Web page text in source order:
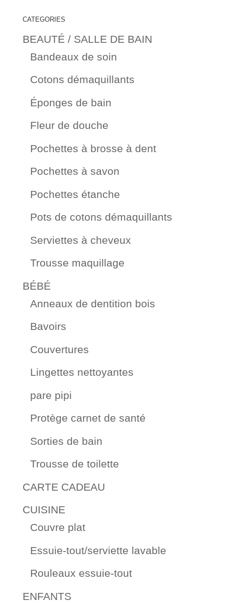
CATEGORIES
BEAUTÉ / SALLE DE BAIN
Bandeaux de soin
Cotons démaquillants
Éponges de bain
Fleur de douche
Pochettes à brosse à dent
Pochettes à savon
Pochettes étanche
Pots de cotons démaquillants
Serviettes à cheveux
Trousse maquillage
BÉBÉ
Anneaux de dentition bois
Bavoirs
Couvertures
Lingettes nettoyantes
pare pipi
Protège carnet de santé
Sorties de bain
Trousse de toilette
CARTE CADEAU
CUISINE
Couvre plat
Essuie-tout/serviette lavable
Rouleaux essuie-tout
ENFANTS